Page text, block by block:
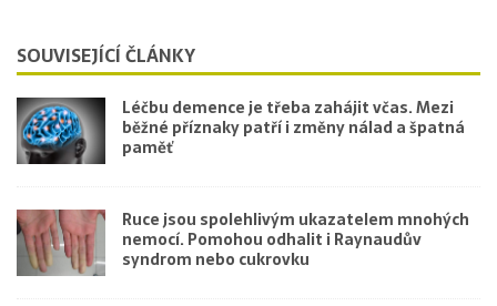
SOUVISEJÍCÍ ČLÁNKY
Léčbu demence je třeba zahájit včas. Mezi
běžné příznaky patří i změny nálad a špatná
paměť
Ruce jsou spolehlivým ukazatelem mnohých
nemocí. Pomohou odhalit i Raynaudův
syndrom nebo cukrovku